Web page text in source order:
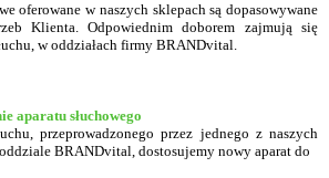
oferowane w naszych sklepach są dopasowywane
Klienta. Odpowiednim doborem zajmują się
w oddziałach firmy BRANDvital.
aparatu słuchowego
przeprowadzonego przez jednego z naszych
BRANDvital, dostosujemy nowy aparat do